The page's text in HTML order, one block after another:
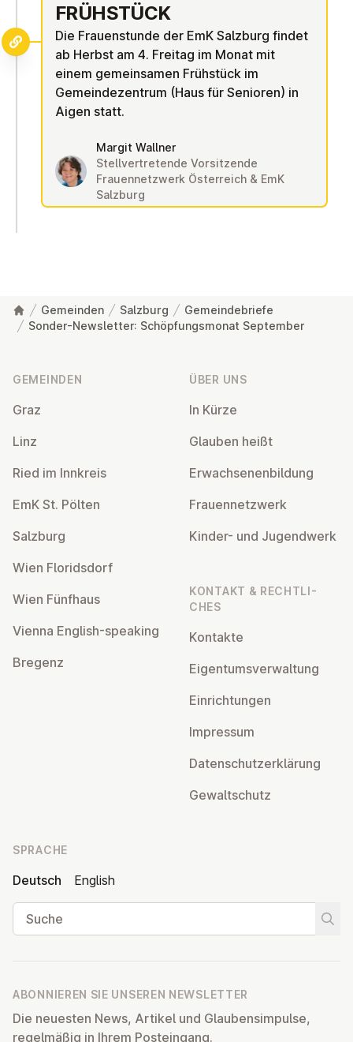
FRÜHSTÜCK
Die Frauenstunde der EmK Salzburg findet
ab Herbst am 4. Freitag im Monat mit
einem gemeinsamen Frühstück im
Gemeindezentrum (Haus für Senioren) in
Aigen statt.
Margit Wallner
Stellvertretende Vorsitzende
Frauennetzwerk Österreich & EmK
Salzburg
Gemeinden Salzburg
Gemeindebriefe
Sonder-Newsletter: Schöpfungsmonat September
GEMEINDEN
Graz
Linz
Ried im Innkreis
EmK St. Pölten
Salzburg
Wien Flo­rids­dorf
Wien Fünfhaus
Vienna English-speaking
Bregenz
ÜBER UNS
In Kürze
Glauben heißt
Er­wach­se­nen­bil­dung
Frau­en­netz­werk
Kinder- und Ju­gend­werk
KONTAKT & RECHT­LI­
CHES
Kontakte
Ei­gen­tums­ver­wal­tung
Ein­rich­tun­gen
Impressum
Da­ten­schutz­er­klä­rung
Ge­walt­schutz
SPRACHE
Deutsch
English
Suche
ABONNIEREN SIE UNSEREN NEWSLETTER
Die neuesten News, Artikel und Glaubensimpulse,
regelmäßig in Ihrem Posteingang.